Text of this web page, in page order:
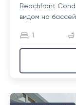
Beachfront
видом на
1